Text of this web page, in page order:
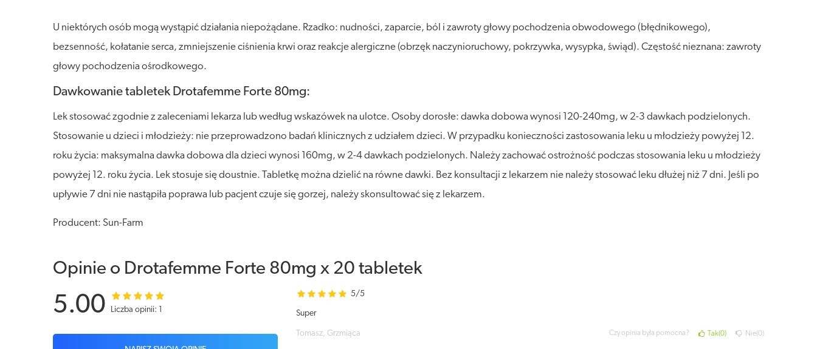
U niektórych osób mogą wystąpić działania niepożądane. Rzadko: nudności, zaparcie, ból i zawroty głowy pochodzenia obwodowego (błędnikowego),
bezsenność, kołatanie serca, zmniejszenie ciśnienia krwi oraz reakcje alergiczne (obrzęk naczynioruchowy, pokrzywka, wysypka, świąd). Częstość nieznana: zawroty
głowy pochodzenia ośrodkowego.
Dawkowanie tabletek Drotafemme Forte 80mg:
Lek stosować zgodnie z zaleceniami lekarza lub według wskazówek na ulotce. Osoby dorosłe: dawka dobowa wynosi 120-240mg, w 2-3 dawkach podzielonych.
Stosowanie u dzieci i młodzieży: nie przeprowadzono badań klinicznych z udziałem dzieci. W przypadku konieczności zastosowania leku u młodzieży powyżej 12.
roku życia: maksymalna dawka dobowa dla dzieci wynosi 160mg, w 2-4 dawkach podzielonych. Należy zachować ostrożność podczas stosowania leku u młodzieży
powyżej 12. roku życia. Lek stosuje się doustnie. Tabletkę można dzielić na równe dawki. Bez konsultacji z lekarzem nie należy stosować leku dłużej niż 7 dni. Jeśli po
upływie 7 dni nie nastąpiła poprawa lub pacjent czuje się gorzej, należy skonsultować się z lekarzem.
Producent: Sun-Farm
Opinie o Drotafemme Forte 80mg x 20 tabletek
5.00 Liczba opinii: 1
5/5
Super
Tomasz, Grzmiąca Czy opinia była pomocna? Tak 0 Nie 0